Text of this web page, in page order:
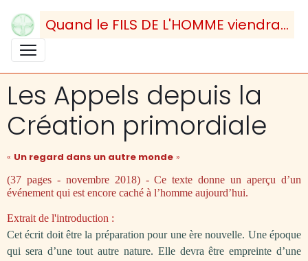
Quand le FILS DE L'HOMME viendra...
Les Appels depuis la
Création primordiale
« Un regard dans un autre monde »
(37 pages - novembre 2018) - Ce texte donne un aperçu d’un
événement qui est encore caché à l’homme aujourd’hui.
Extrait de l'introduction :
Cet écrit doit être la préparation pour une ère nouvelle. Une époque
qui sera d’une tout autre nature. Elle devra être empreinte d’une